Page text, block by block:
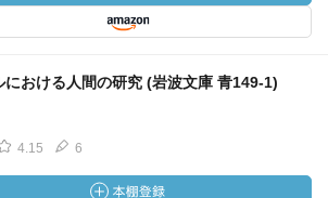
における人間の研究 (岩波文庫 青149-1)
4.15 6